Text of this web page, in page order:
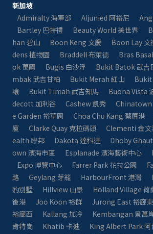
新加坡
Admiralty 海軍部
Aljunied 阿裕尼
Bartley 巴特禮
Beauty World 美世界
han 碧山
Boon Keng 文慶 Boon Lay 文
dens 植物園
Braddell 布萊徳 Bras
ok 萬國
Bugis 白沙浮 Bukit Batok 武吉
mbak 武吉甘柏
Bukit Merah 紅山
Bukit
讓
Bukit Timah 武吉知馬 Buona Vista
decott 加利谷
Cashew 凱秀 Chinatown
e Garden 裕華園
Choa Chu Kang 蔡厝港
廈
Clarke Quay 克拉碼頭 Clementi 金文
ealth 聯邦
Dakota 達科達 Dhoby
own 濱海市區
Esplanade 濱海藝術中心
Expo 博覽中心
Farrer Park 花拉公園
路
Geylang 芽籠 HarbourFront 港灣
豹別墅
Hillview 山景 Holland Village 荷
後港
Joo Koon 裕群 Jurong East 裕廊東
裕廊西
Kallang 加冷 Kembangan 景萬
肯特崗
Khatib 卡迪 King Albert Park 阿